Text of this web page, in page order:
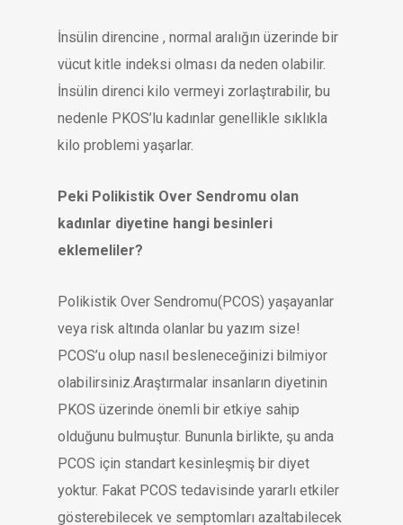
İnsülin direncine , normal aralığın üzerinde bir
vücut kitle indeksi olması da neden olabilir.
İnsülin direnci kilo vermeyi zorlaştırabilir, bu
nedenle PKOS’lu kadınlar genellikle sıklıkla
kilo problemi yaşarlar.
Peki Polikistik Over Sendromu olan
kadınlar diyetine hangi besinleri
eklemeliler?
Polikistik Over Sendromu(PCOS) yaşayanlar
veya risk altında olanlar bu yazım size!
PCOS’u olup nasıl besleneceğinizi bilmiyor
olabilirsiniz.Araştırmalar insanların diyetinin
PKOS üzerinde önemli bir etkiye sahip
olduğunu bulmuştur. Bununla birlikte, şu anda
PCOS için standart kesinleşmiş bir diyet
yoktur. Fakat PCOS tedavisinde yararlı etkiler
gösterebilecek ve semptomları azaltabilecek